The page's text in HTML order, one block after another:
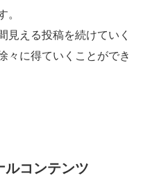
。
見える投稿を続けていく
々に得ていくことができ
ルコンテンツ